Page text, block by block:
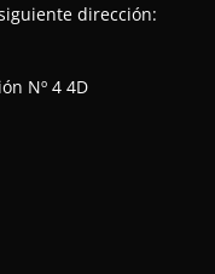
dirección:
Nº 4 4D